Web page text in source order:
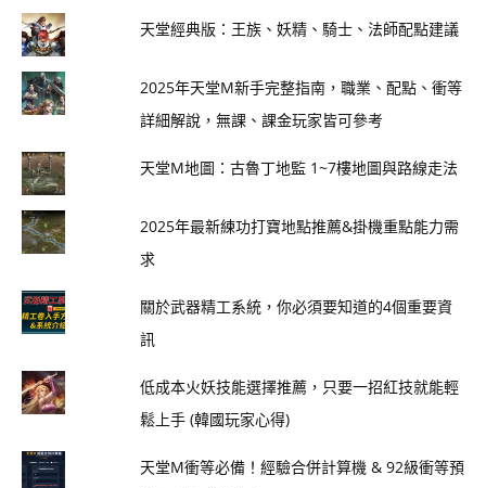
天堂經典版：王族、妖精、騎士、法師配點建議
2025年天堂M新手完整指南，職業、配點、衝等
詳細解說，無課、課金玩家皆可參考
天堂M地圖：古魯丁地監 1~7樓地圖與路線走法
2025年最新練功打寶地點推薦&掛機重點能力需
求
關於武器精工系統，你必須要知道的4個重要資
訊
低成本火妖技能選擇推薦，只要一招紅技就能輕
鬆上手 (韓國玩家心得)
天堂M衝等必備！經驗合併計算機 & 92級衝等預